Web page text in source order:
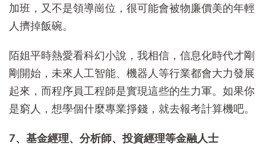
加班，又不是領導崗位，很可能會被物廉價美的年輕
人擠掉飯碗。
陌姐平時熱愛看科幻小說，我相信，信息化時代才剛
剛開始，未來人工智能、機器人等行業都會大力發展
起來，而程序員工程師是實現這些的生力軍。如果你
是窮人，想學個什麼專業掙錢，就去報考計算機吧。
7、基金經理、分析師、投資經理等金融人士